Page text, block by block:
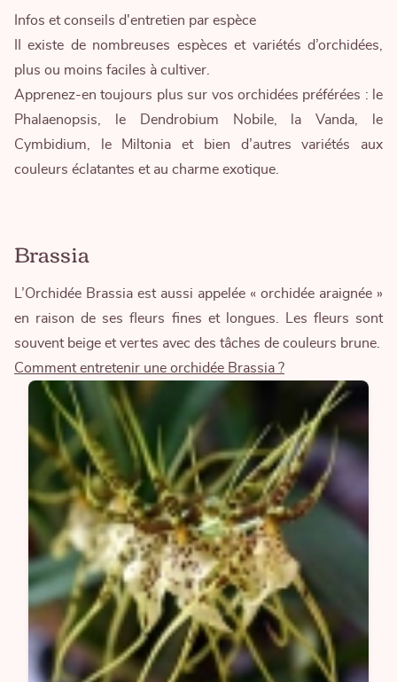
Infos et conseils d'entretien par espèce
II existe de nombreuses espèces et variétés d’orchidées,
plus ou moins faciles à cultiver.
Apprenez-en toujours plus sur vos orchidées préférées : le
Phalaenopsis, le Dendrobium Nobile, la Vanda, le
Cymbidium, le Miltonia et bien d’autres variétés aux
couleurs éclatantes et au charme exotique.
Brassia
L’Orchidée Brassia est aussi appelée « orchidée araignée »
en raison de ses fleurs fines et longues. Les fleurs sont
souvent beige et vertes avec des tâches de couleurs brune.
Comment entretenir une orchidée Brassia ?